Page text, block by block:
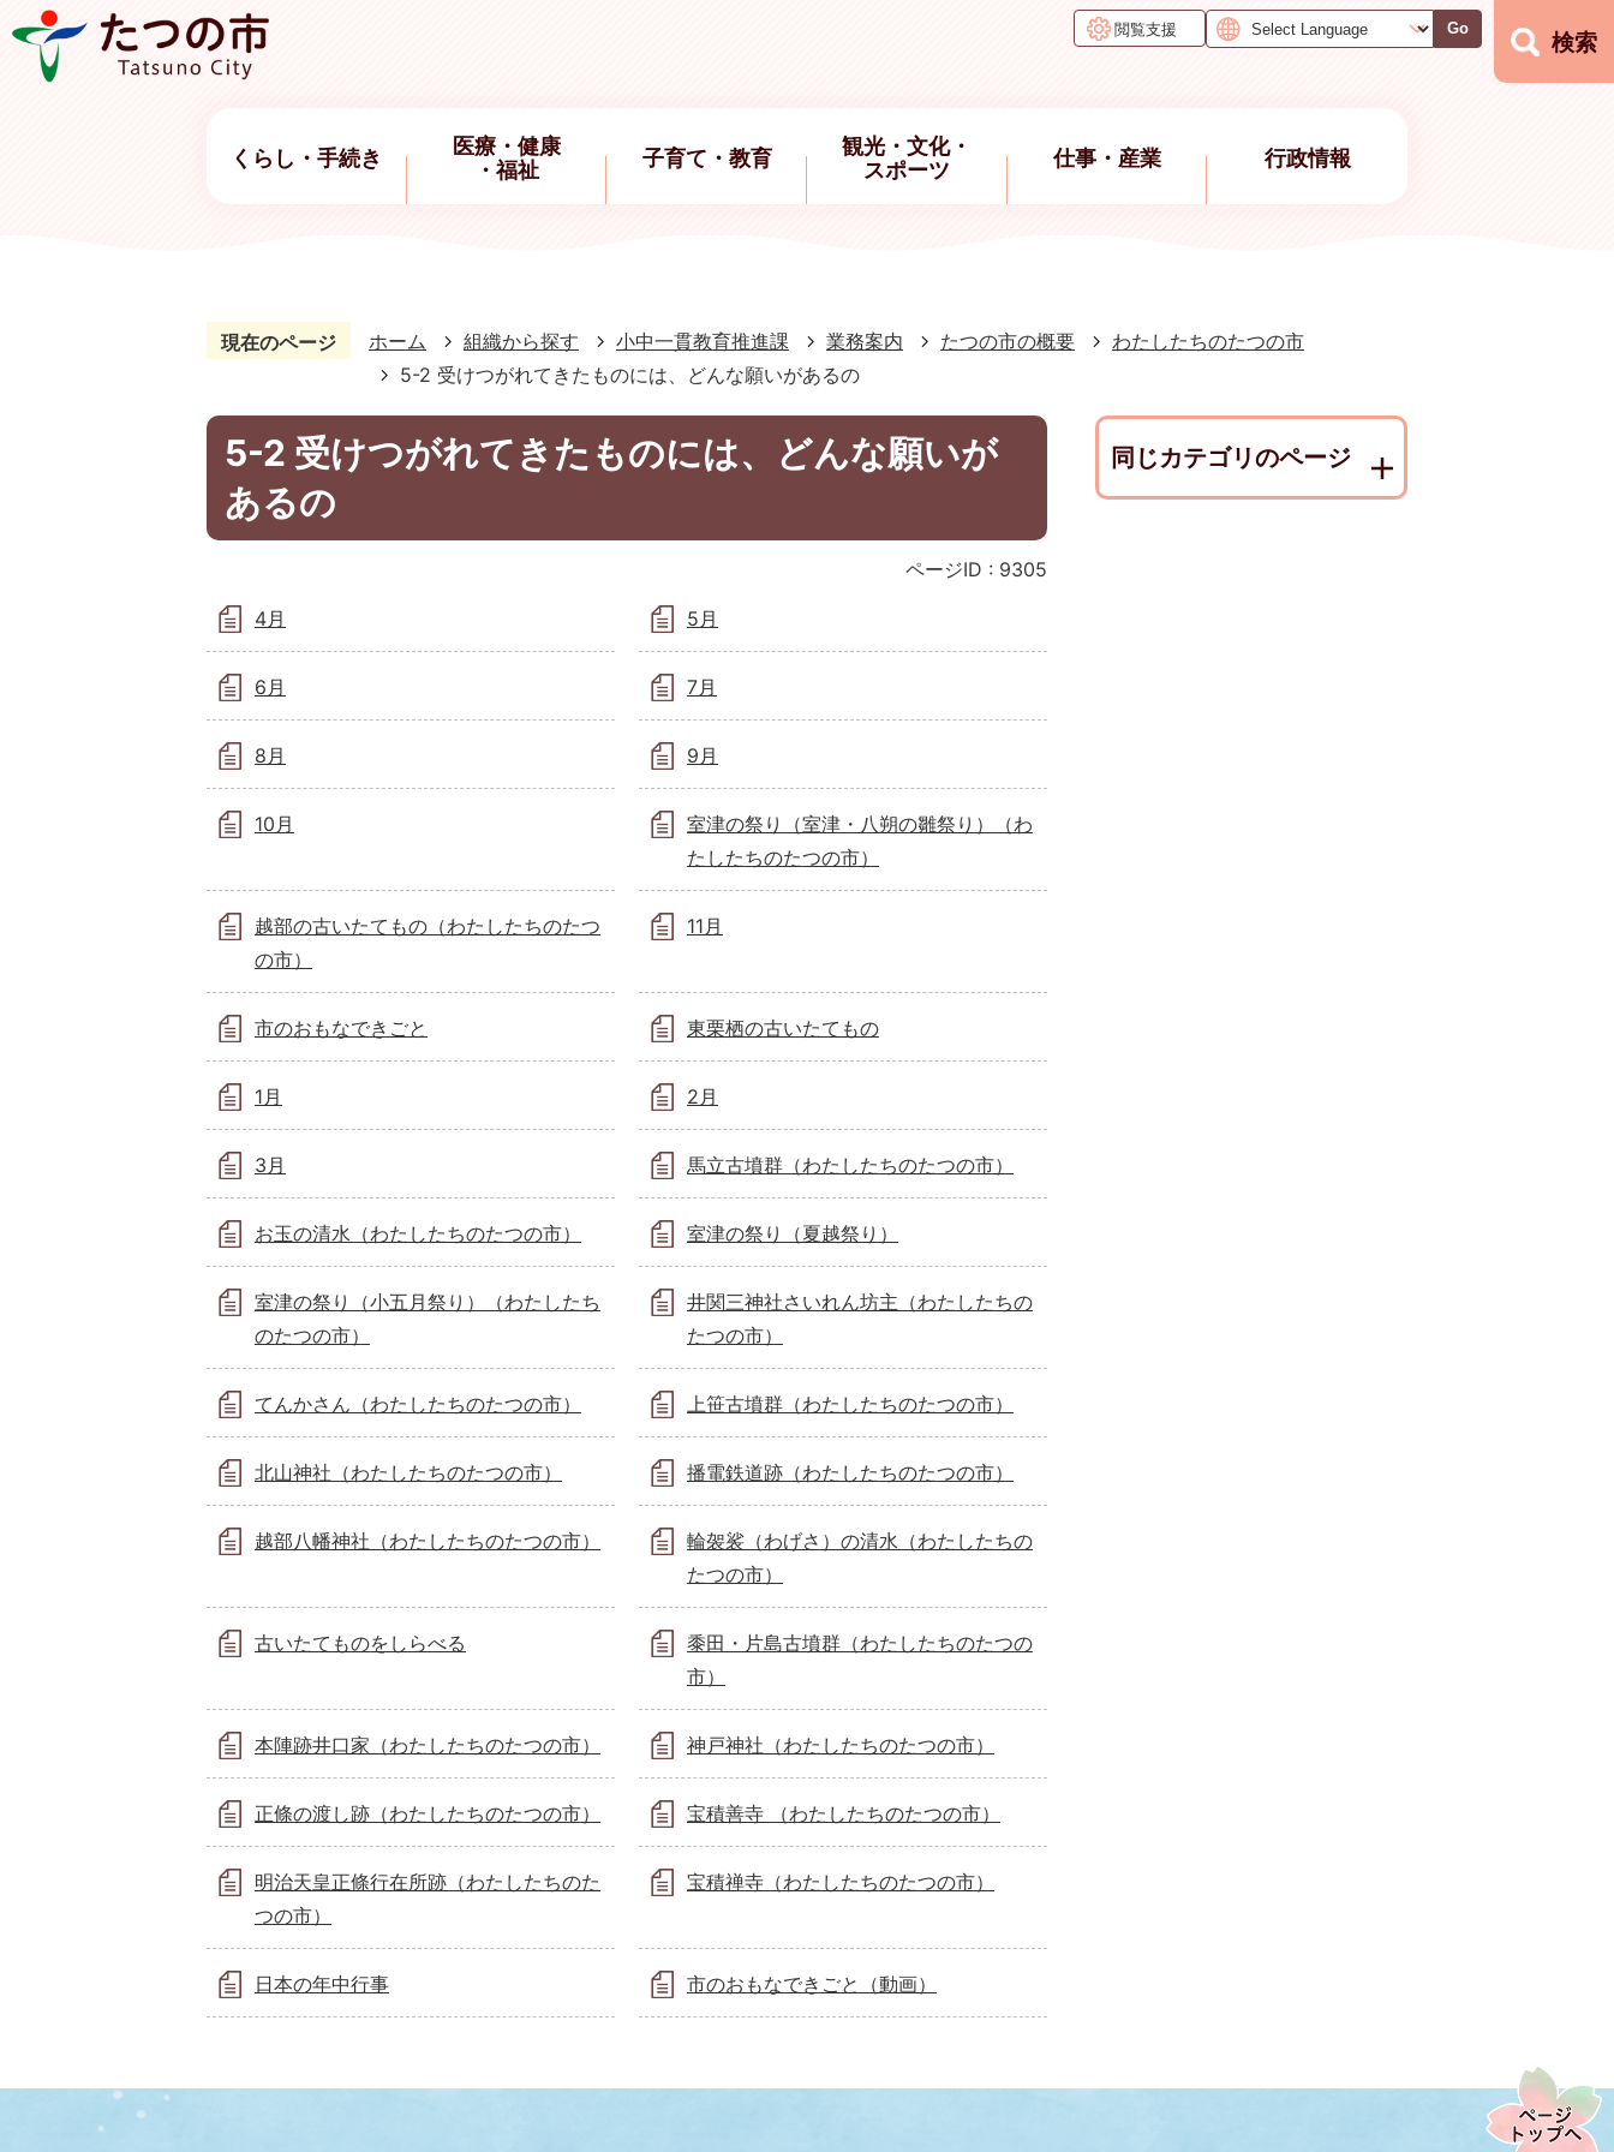
閲覧支援 Go
検索
くらし・手続き
医療・健康
・福祉
子育て・教育
観光・文化・
スポーツ
仕事・産業 行政情報
現在のページ ホーム 組織から探す 小中一貫教育推進課 業務案内 たつの市の概要
わたしたちのたつの市
5-2 受けつがれてきたものには、どんな願いがあるの
5-2 受けつがれてきたものには、どんな願いが
あるの
ページID : 9305
4月 5月
6月 7月
8月 9月
10月
室津の祭り（室津・八朔の雛祭り）（わ
たしたちのたつの市）
越部の古いたてもの（わたしたちのたつ
の市）
11月
市のおもなできごと 東栗栖の古いたてもの
1月 2月
3月 馬立古墳群（わたしたちのたつの市）
お玉の清水（わたしたちのたつの市） 室津の祭り（夏越祭り）
室津の祭り（小五月祭り）（わたしたち
のたつの市）
井関三神社さいれん坊主（わたしたちの
たつの市）
てんかさん（わたしたちのたつの市） 上笹古墳群（わたしたちのたつの市）
北山神社（わたしたちのたつの市） 播電鉄道跡（わたしたちのたつの市）
越部八幡神社（わたしたちのたつの市）
輪袈裟（わげさ）の清水（わたしたちの
たつの市）
古いたてものをしらべる
黍田・片島古墳群（わたしたちのたつの
市）
本陣跡井口家（わたしたちのたつの市） 神戸神社（わたしたちのたつの市）
正條の渡し跡（わたしたちのたつの市） 宝積善寺 （わたしたちのたつの市）
明治天皇正條行在所跡（わたしたちのた
つの市）
宝積禅寺（わたしたちのたつの市）
日本の年中行事 市のおもなできごと（動画）
同じカテゴリのページ